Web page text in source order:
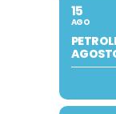
15
AGO